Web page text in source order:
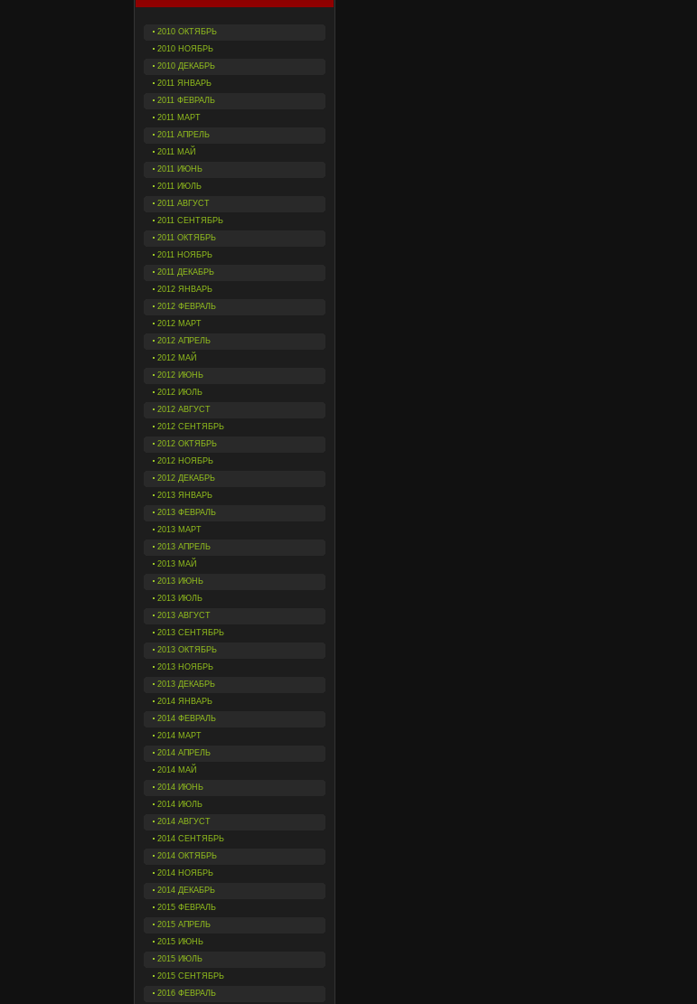
2010 ОКТЯБРЬ
2010 НОЯБРЬ
2010 ДЕКАБРЬ
2011 ЯНВАРЬ
2011 ФЕВРАЛЬ
2011 МАРТ
2011 АПРЕЛЬ
2011 МАЙ
2011 ИЮНЬ
2011 ИЮЛЬ
2011 АВГУСТ
2011 СЕНТЯБРЬ
2011 ОКТЯБРЬ
2011 НОЯБРЬ
2011 ДЕКАБРЬ
2012 ЯНВАРЬ
2012 ФЕВРАЛЬ
2012 МАРТ
2012 АПРЕЛЬ
2012 МАЙ
2012 ИЮНЬ
2012 ИЮЛЬ
2012 АВГУСТ
2012 СЕНТЯБРЬ
2012 ОКТЯБРЬ
2012 НОЯБРЬ
2012 ДЕКАБРЬ
2013 ЯНВАРЬ
2013 ФЕВРАЛЬ
2013 МАРТ
2013 АПРЕЛЬ
2013 МАЙ
2013 ИЮНЬ
2013 ИЮЛЬ
2013 АВГУСТ
2013 СЕНТЯБРЬ
2013 ОКТЯБРЬ
2013 НОЯБРЬ
2013 ДЕКАБРЬ
2014 ЯНВАРЬ
2014 ФЕВРАЛЬ
2014 МАРТ
2014 АПРЕЛЬ
2014 МАЙ
2014 ИЮНЬ
2014 ИЮЛЬ
2014 АВГУСТ
2014 СЕНТЯБРЬ
2014 ОКТЯБРЬ
2014 НОЯБРЬ
2014 ДЕКАБРЬ
2015 ФЕВРАЛЬ
2015 АПРЕЛЬ
2015 ИЮНЬ
2015 ИЮЛЬ
2015 СЕНТЯБРЬ
2016 ФЕВРАЛЬ